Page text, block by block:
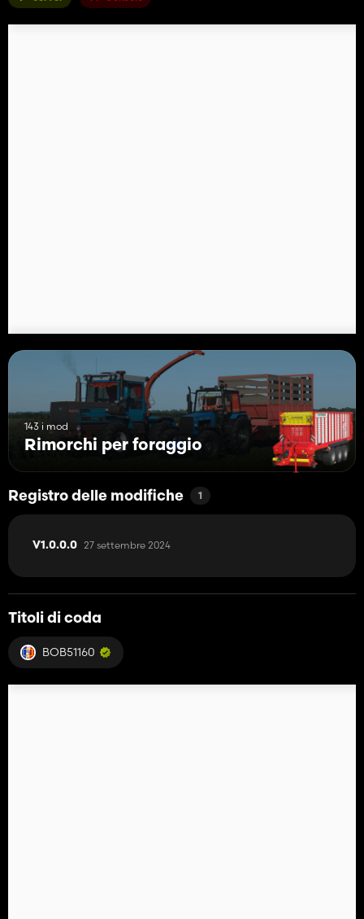
143 i mod
Rimorchi per foraggio
Registro delle modifiche 1
V1.0.0.0 27 settembre 2024
Titoli di coda
BOB51160